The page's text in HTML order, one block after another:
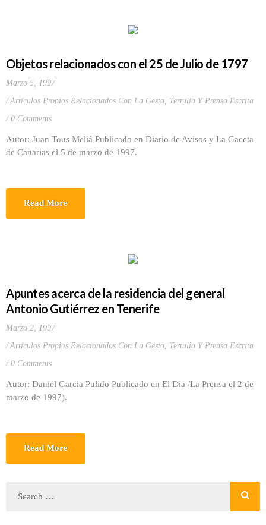
Objetos relacionados con el 25 de Julio de 1797
Marzo 5, 1997
Artículos Propios Relacionados Con La Gesta, Tertulia Y Prensa Escrita
0 Comments
Autor: Juan Tous Meliá Publicado en Diario de Avisos y La Gaceta
de Canarias el 5 de marzo de 1997.
Read More
Apuntes acerca de la residencia del general
Antonio Gutiérrez en Tenerife
Marzo 2, 1997
Artículos Propios Relacionados Con La Gesta, Tertulia Y Prensa Escrita
0 Comments
Autor: Daniel García Pulido Publicado en El Día /La Prensa el 2 de
marzo de 1997).
Read More